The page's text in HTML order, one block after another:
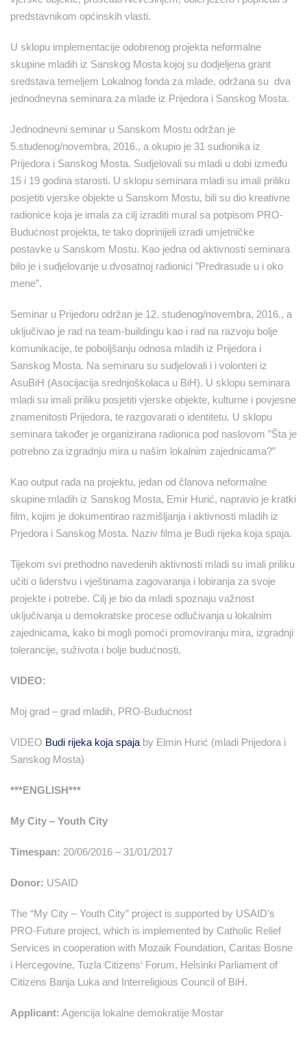
predstavnikom općinskih vlasti.
U sklopu implementacije odobrenog projekta neformalne
skupine mladih iz Sanskog Mosta kojoj su dodjeljena grant
sredstava temeljem Lokalnog fonda za mlade, održana su dva
jednodnevna seminara za mlade iz Prijedora i Sanskog Mosta.
Jednodnevni seminar u Sanskom Mostu održan je
5.studenog/novembra, 2016., a okupio je 31 sudionika iz
Prijedora i Sanskog Mosta. Sudjelovali su mladi u dobi između
15 i 19 godina starosti. U sklopu seminara mladi su imali priliku
posjetiti vjerske objekte u Sanskom Mostu, bili su dio kreativne
radionice koja je imala za cilj izraditi mural sa potpisom PRO-
Budućnost projekta, te tako doprinijeli izradi umjetničke
postavke u Sanskom Mostu. Kao jedna od aktivnosti seminara
bilo je i sudjelovanje u dvosatnoj radionici ”Predrasude u i oko
mene”.
Seminar u Prijedoru održan je 12. studenog/novembra, 2016., a
uključivao je rad na team-buildingu kao i rad na razvoju bolje
komunikacije, te poboljšanju odnosa mladih iz Prijedora i
Sanskog Mosta. Na seminaru su sudjelovali i i volonteri iz
AsuBiH (Asocijacija srednjoškolaca u BiH). U sklopu seminara
mladi su imali priliku posjetiti vjerske objekte, kulturne i povjesne
znamenitosti Prijedora, te razgovarati o identitetu. U sklopu
seminara također je organizirana radionica pod naslovom ”Šta je
potrebno za izgradnju mira u našim lokalnim zajednicama?”
Kao output rada na projektu, jedan od članova neformalne
skupine mladih iz Sanskog Mosta, Emir Hurić, napravio je kratki
film, kojim je dokumentirao razmišljanja i aktivnosti mladih iz
Prjedora i Sanskog Mosta. Naziv filma je Budi rijeka koja spaja.
Tijekom svi prethodno navedenih aktivnosti mladi su imali priliku
učiti o liderstvu i vještinama zagovaranja i lobiranja za svoje
projekte i potrebe. Cilj je bio da mladi spoznaju važnost
uključivanja u demokratske procese odlučivanja u lokalnim
zajednicama, kako bi mogli pomoći promoviranju mira, izgradnji
tolerancije, suživota i bolje budućnosti.
VIDEO:
Moj grad – grad mladih, PRO-Budućnost
VIDEO Budi rijeka koja spaja by Elmin Hurić (mladi Prijedora i
Sanskog Mosta)
***ENGLISH***
My City – Youth City
Timespan: 20/06/2016 – 31/01/2017
Donor: USAID
The “My City – Youth City” project is supported by USAID's
PRO-Future project, which is implemented by Catholic Relief
Services in cooperation with Mozaik Foundation, Caritas Bosne
i Hercegovine, Tuzla Citizens‘ Forum, Helsinki Parliament of
Citizens Banja Luka and Interreligious Council of BiH.
Applicant: Agencija lokalne demokratije Mostar